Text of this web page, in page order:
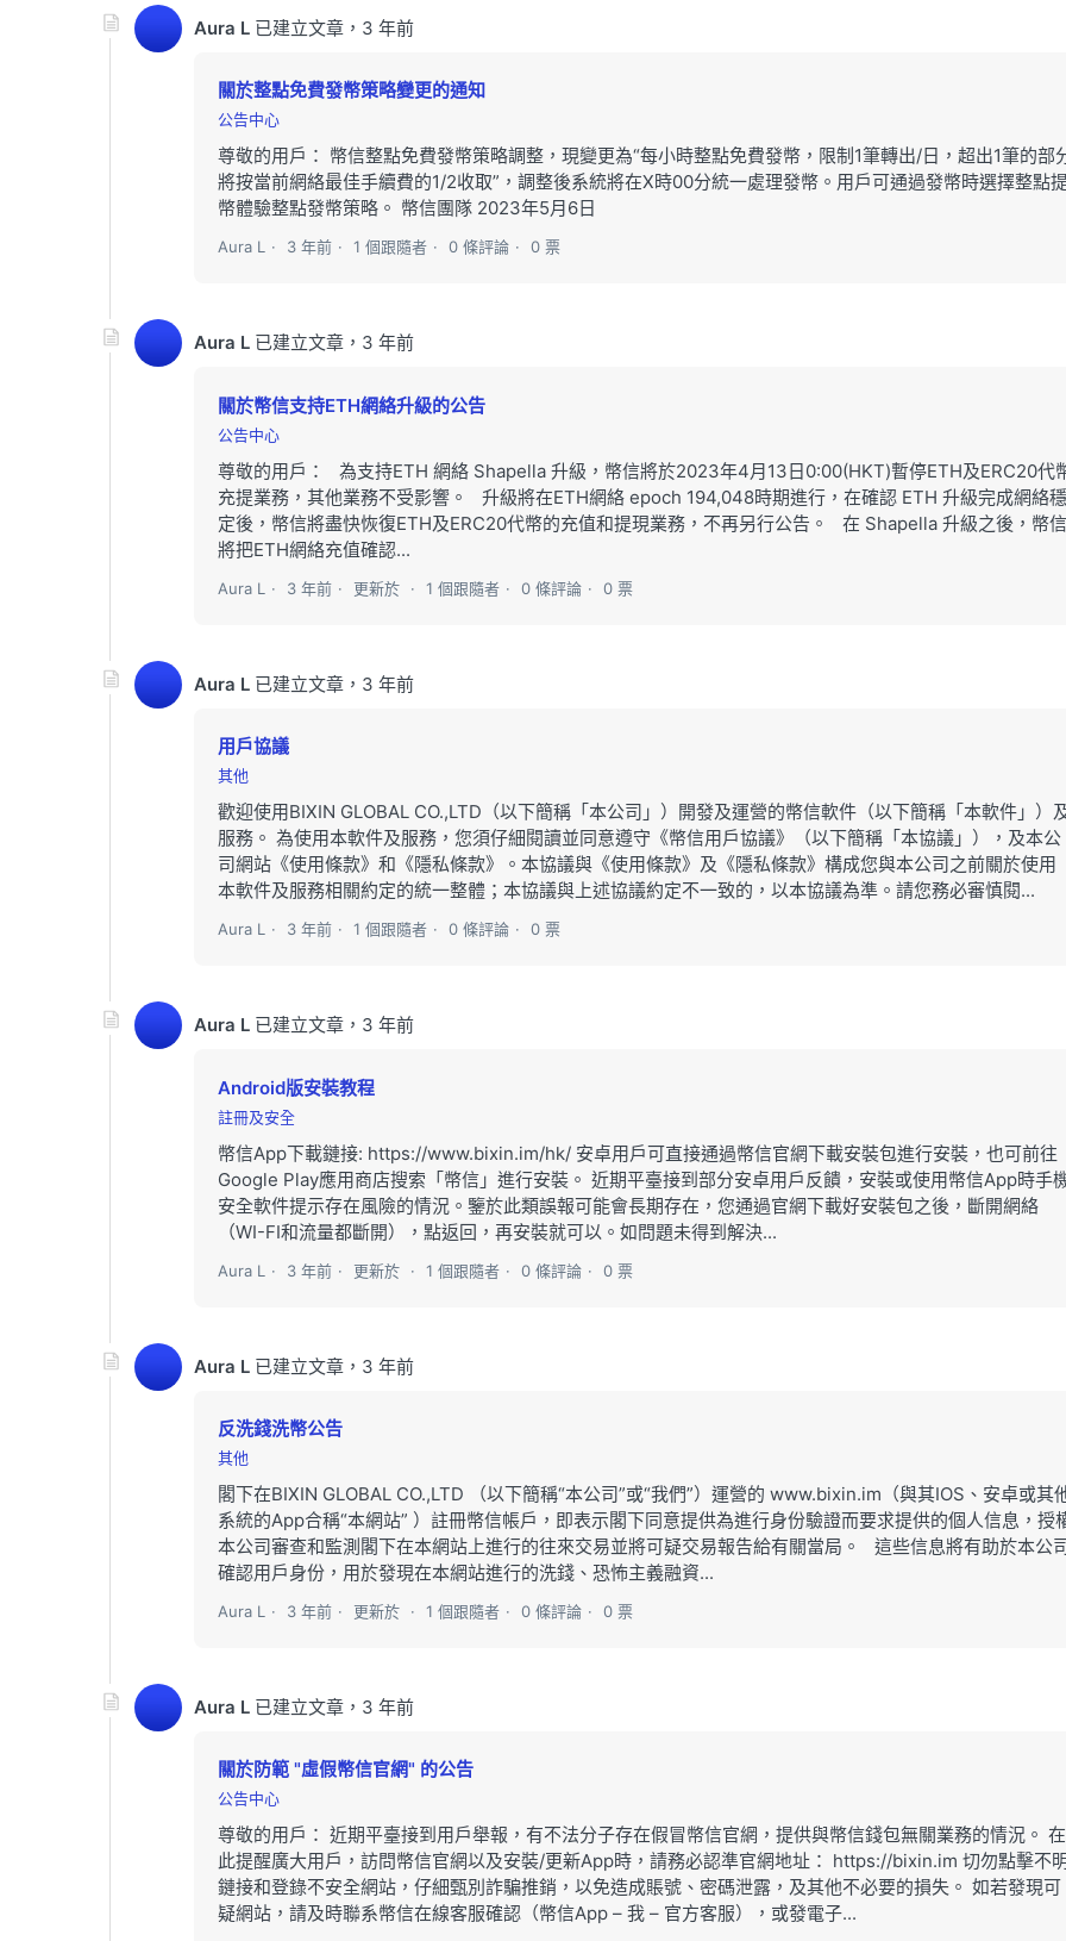
Aura L 已建立文章， 3 年前
關於整點免費發幣策略變更的通知
公告中心
尊敬的用戶： 幣信整點免費發幣策略調整，現變更為“每小時整點免費發幣，限制1筆轉出/日，超出1筆的部
將按當前網絡最佳手續費的1/2收取”，調整後系統將在X時00分統一處理發幣。用戶可通過發幣時選擇整點
幣體驗整點發幣策略。 幣信團隊 2023年5月6日
Aura L 3 年前 1 個跟隨者 0 條評論 0 票
Aura L 已建立文章， 3 年前
關於幣信支持ETH網絡升級的公告
公告中心
尊敬的用戶： 為支持ETH 網絡 Shapella 升級，幣信將於2023年4月13日0:00(HKT)暫停ETH及ERC20代
充提業務，其他業務不受影響。 升級將在ETH網絡 epoch 194,048時期進行，在確認 ETH 升級完成網絡穩
定後，幣信將盡快恢復ETH及ERC20代幣的充值和提現業務，不再另行公告。 在 Shapella 升級之後，幣信
將把ETH網絡充值確認...
Aura L 3 年前 更新於 1 個跟隨者 0 條評論 0 票
Aura L 已建立文章， 3 年前
用戶協議
其他
歡迎使用BIXIN GLOBAL CO.,LTD（以下簡稱「本公司」）開發及運營的幣信軟件（以下簡稱「本軟件」）
服務。 為使用本軟件及服務，您須仔細閱讀並同意遵守《幣信用戶協議》（以下簡稱「本協議」），及本公
司網站《使用條款》和《隱私條款》。本協議與《使用條款》及《隱私條款》構成您與本公司之前關於使用
本軟件及服務相關約定的統一整體；本協議與上述協議約定不一致的，以本協議為準。請您務必審慎閱...
Aura L 3 年前 1 個跟隨者 0 條評論 0 票
Aura L 已建立文章， 3 年前
Android版安裝教程
註冊及安全
幣信App下載鏈接: https://www.bixin.im/hk/ 安卓用戶可直接通過幣信官網下載安裝包進行安裝，也可前往
Google Play應用商店搜索「幣信」進行安裝。 近期平臺接到部分安卓用戶反饋，安裝或使用幣信App時手
安全軟件提示存在風險的情況。鑒於此類誤報可能會長期存在，您通過官網下載好安裝包之後，斷開網絡
（WI-FI和流量都斷開），點返回，再安裝就可以。如問題未得到解決...
Aura L 3 年前 更新於 1 個跟隨者 0 條評論 0 票
Aura L 已建立文章， 3 年前
反洗錢洗幣公告
其他
閣下在BIXIN GLOBAL CO.,LTD （以下簡稱“本公司”或“我們”）運營的 www.bixin.im（與其IOS、安卓或其
系統的App合稱“本網站” ）註冊幣信帳戶，即表示閣下同意提供為進行身份驗證而要求提供的個人信息，授
本公司審查和監測閣下在本網站上進行的往來交易並將可疑交易報告給有關當局。 這些信息將有助於本公
確認用戶身份，用於發現在本網站進行的洗錢、恐怖主義融資...
Aura L 3 年前 更新於 1 個跟隨者 0 條評論 0 票
Aura L 已建立文章， 3 年前
關於防範 "虛假幣信官網" 的公告
公告中心
尊敬的用戶： 近期平臺接到用戶舉報，有不法分子存在假冒幣信官網，提供與幣信錢包無關業務的情況。 在
此提醒廣大用戶，訪問幣信官網以及安裝/更新App時，請務必認準官網地址： https://bixin.im 切勿點擊不
鏈接和登錄不安全網站，仔細甄別詐騙推銷，以免造成賬號、密碼泄露，及其他不必要的損失。 如若發現可
疑網站，請及時聯系幣信在線客服確認（幣信App – 我 – 官方客服），或發電子...